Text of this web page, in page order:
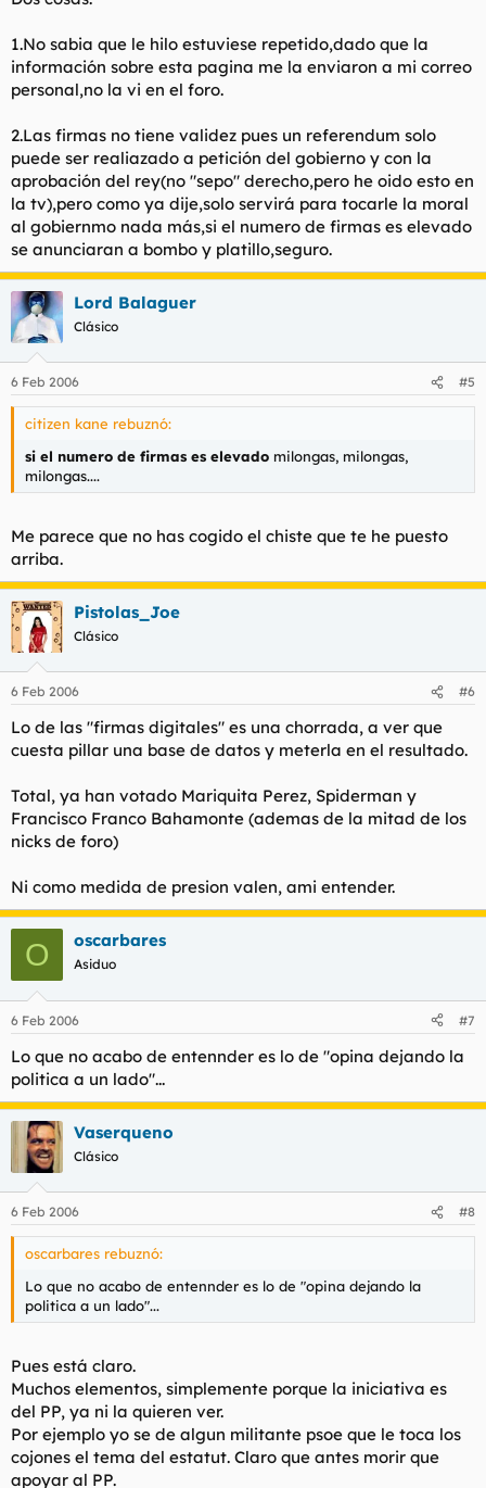
1.No sabia que le hilo estuviese repetido,dado que la
información sobre esta pagina me la enviaron a mi correo
personal,no la vi en el foro.
2.Las firmas no tiene validez pues un referendum solo
puede ser realiazado a petición del gobierno y con la
aprobación del rey(no "sepo" derecho,pero he oido esto en
la tv),pero como ya dije,solo servirá para tocarle la moral
al gobiernmo nada más,si el numero de firmas es elevado
se anunciaran a bombo y platillo,seguro.
Lord Balaguer
Clásico
6 Feb 2006 #5
citizen kane rebuznó:
si el numero de firmas es elevado milongas, milongas,
milongas....
Me parece que no has cogido el chiste que te he puesto
arriba.
Pistolas_Joe
Clásico
6 Feb 2006 #6
Lo de las "firmas digitales" es una chorrada, a ver que
cuesta pillar una base de datos y meterla en el resultado.
Total, ya han votado Mariquita Perez, Spiderman y
Francisco Franco Bahamonte (ademas de la mitad de los
nicks de foro)
Ni como medida de presion valen, ami entender.
O oscarbares
Asiduo
6 Feb 2006 #7
Lo que no acabo de entennder es lo de "opina dejando la
politica a un lado"...
Vaserqueno
Clásico
6 Feb 2006 #8
oscarbares rebuznó:
Lo que no acabo de entennder es lo de "opina dejando la
politica a un lado"...
Pues está claro.
Muchos elementos, simplemente porque la iniciativa es
del PP, ya ni la quieren ver.
Por ejemplo yo se de algun militante psoe que le toca los
cojones el tema del estatut. Claro que antes morir que
apoyar al PP.